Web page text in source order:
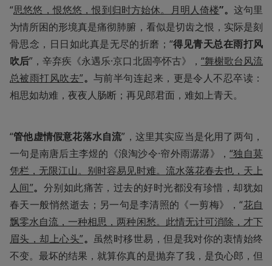
“思悠悠，恨悠悠，恨到归时方始休。月明人倚楼”。 这句里
为情所困的形境真是痛彻肺腑，看似是切齿之恨，实际是刻
骨思念，日日如此真是无尽的折磨；“得见青天总在雨打风
吹后”，辛弃疾《永遇乐·京口北固亭怀古》， “舞榭歌台风流
总被雨打风吹去”。 与前半句连起来，更是令人不忍卒读：
相思如劫难，夜夜人肠断；再见郎君面，难如上青天。
“管他虚情假意花落水自流”，这里其实应当是化用了两句，
一句是南唐后主李煜的《浪淘沙令·帘外雨潺潺》，“独自莫
凭栏，无限江山。别时容易见时难。流水落花春去也，天上
人间”。 分别如此痛苦，过去的好时光都没有珍惜，却犹如
春天一般悄然逝去；另一句是李清照的《一剪梅》，“花自
飘零水自流，一种相思，两种闲愁。此情无计可消除，才下
眉头，却上心头”。 虽然时移世易，但是我对你的衷情始终
不变。最坏的结果，就算你真的是抛弃了我，是负心郎，但